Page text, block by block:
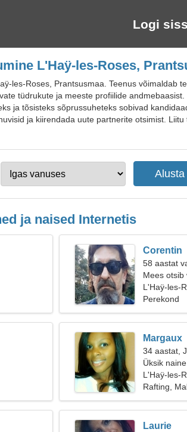
Logi
L'Haÿ-les-Roses,
les-Roses, Prantsusmaa. Teenus võimaldab
tüdrukute ja meeste profiilide
ja tõsisteks sõprussuheteks sobivad
ja kiirendada uute partnerite otsimist.
ja naised Internetis
Corentin
58 aastat
Mees otsib
L'Haÿ-les-
Perekond
Margaux
34 aastat,
Üksik
L'Haÿ-les-
Rafting,
Laurie